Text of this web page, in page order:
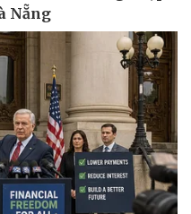
Quân sự - Quốc phòng
Vũ khí
Việt Nam
Phân tích